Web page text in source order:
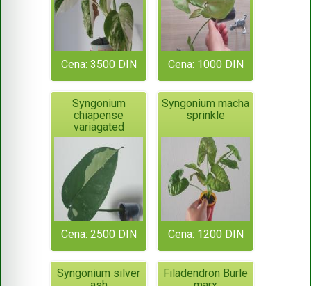
Cena: 3500 DIN Cena: 1000 DIN
Syngonium
chiapense
variagated
Cena: 2500 DIN
Syngonium macha
sprinkle
Cena: 1200 DIN
Syngonium silver
Filadendron Burle